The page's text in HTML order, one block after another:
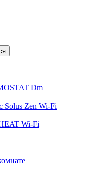
Dm
Solus Zen Wi-Fi
Wi-Fi